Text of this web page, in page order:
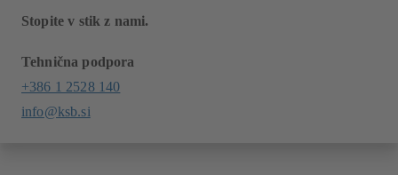
Stopite v stik z nami.
Tehnična podpora
+386 1 2528 140
info@ksb.si